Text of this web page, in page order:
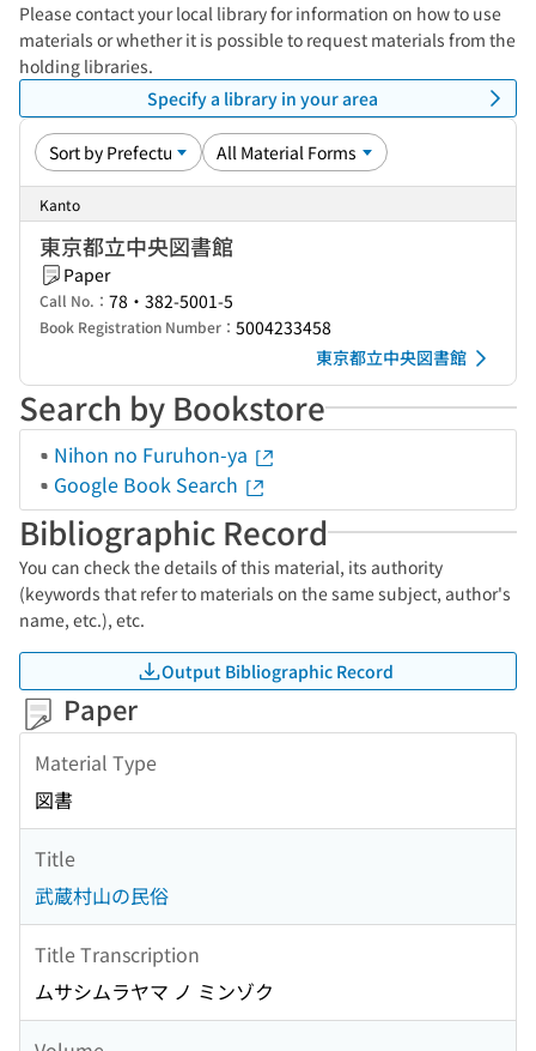
Please contact your local library for information on how to use
materials or whether it is possible to request materials from the
holding libraries.
Specify a library in your area
Kanto
東京都立中央図書館
Paper
Call No.： 78・382-5001-5
Book Registration Number： 5004233458
東京都立中央図書館
Search by Bookstore
Nihon no Furuhon-ya
Google Book Search
Bibliographic Record
You can check the details of this material, its authority
(keywords that refer to materials on the same subject, author's
name, etc.), etc.
Output Bibliographic Record
Paper
Material Type
図書
Title
武蔵村山の民俗
Title Transcription
ムサシムラヤマ ノ ミンゾク